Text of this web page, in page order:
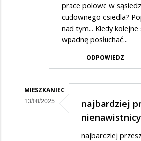
prace polowe w
cudownego osiedla?
nad tym... Kiedy kolejne
wpadnę posłuchać...
ODPOWIEDZ
MIESZKANIEC
13/08/2025
najbardziej
nienawistnicy
najbardziej